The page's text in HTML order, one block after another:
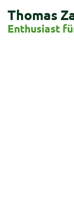
Thomas
Enthusiast